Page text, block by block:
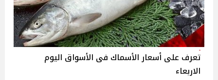
تعرف على أسعار الأسماك فى الأسواق اليوم
الاربعاء